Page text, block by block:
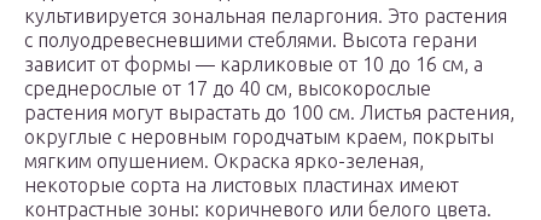
культивируется зональная пеларгония. Это растения
с полуодревесневшими стеблями. Высота герани
зависит от формы — карликовые от 10 до 16 см, а
среднерослые от 17 до 40 см, высокорослые
растения могут вырастать до 100 см. Листья растения,
округлые с неровным городчатым краем, покрыты
мягким опушением. Окраска ярко-зеленая,
некоторые сорта на листовых пластинах имеют
контрастные зоны: коричневого или белого цвета.